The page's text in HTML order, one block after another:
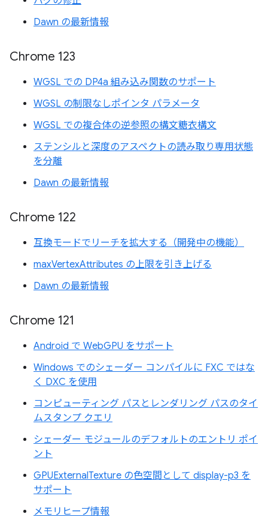
Dawn の最新情報
Chrome 123
WGSL での DP4a 組み込み関数のサポート
WGSL の制限なしポインタ パラメータ
WGSL での複合体の逆参照の構文糖衣構文
ステンシルと深度のアスペクトの読み取り専用状態
を分離
Dawn の最新情報
Chrome 122
互換モードでリーチを拡大する（開発中の機能）
maxVertexAttributes の上限を引き上げる
Dawn の最新情報
Chrome 121
Android で WebGPU をサポート
Windows でのシェーダー コンパイルに FXC ではな
く DXC を使用
コンピューティング パスとレンダリング パスのタイ
ムスタンプ クエリ
シェーダー モジュールのデフォルトのエントリ ポイ
ント
GPUExternalTexture の色空間として display-p3 を
サポート
メモリヒープ情報